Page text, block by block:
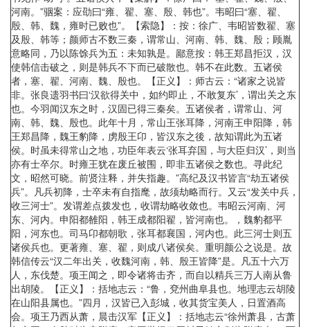
河南。”骃案：应劭曰“雍、翟、塞、殷、韩也”。韦昭曰“塞、翟、
殷、韩、魏，雍时已败也”。【索隐】：按：徐广、韦昭皆数翟、塞
及殷、韩等；颜师古不数三秦，谓常山、河南、韩、魏、殷；顾胤
意略同，乃以陈馀兵为五：未知孰是。鄙意按：韩王郑昌拒汉，汉
使韩信击破之，则是韩兵不下而已破散也。韩不在此数。五诸侯
者，塞、翟、河南、魏、殷也。【正义】：师古云：“诸家之说皆
非。张良遗羽书曰‘汉欲得关中，如约即止，不敢复东’，谓出关之东
也。今羽闻汉东之时，汉固已得三秦矣。五诸侯者，谓常山、河
南、韩、魏、殷也。此年十月，常山王张耳降，河南王申阳降，韩
王郑昌降，魏王豹降，虏殷王卬，皆汉东之後，故知谓此为五诸
侯。时虽未得常山之地，功臣年表云‘张耳弃国，与大臣归汉’，则当
亦有士卒尔。时雍王犹在废丘被围，即非五诸侯之数也。寻此纪
文，昭然可晓。前贤注释，并失指趣。”高纪及汉书皆言“劫五诸侯
兵”。凡兵初降，士卒未有自指麾，故须劫略而行。又云“发关中兵，
收三河士”。发谓差点拨发也，收谓劫略收敛也。韦昭云河南、河
东、河内。申阳都雒阳，韩王成都阳翟，皆河南也。，魏豹都平
阳，河东也。司马卬都朝歌，张耳都襄国，河内也。此三河士则五
诸侯兵也。更著雍、塞、翟，则成八诸侯矣。重明颜公之说是。故
韩信传云“汉二年出关，收魏河南，韩、殷王皆降”是。凡五十六万
人，东伐楚。项王闻之，即令诸将击齐，而自以精兵三万人南从鲁
出胡陵。【正义】：括地志云：“鲁，兗州曲阜县也。地理志云胡陵
在山阳县属也。”四月，汉皆已入彭城，收其货宝美人，日置酒高
会。项王乃西从萧，晨击汉军【正义】：括地志云“徐州萧县，古萧